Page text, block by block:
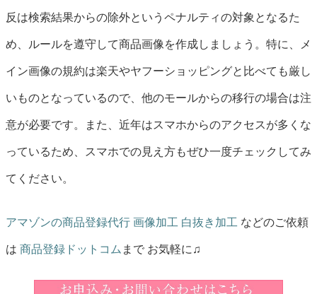
反は検索結果からの除外というペナルティの対象となるた
め、ルールを遵守して商品画像を作成しましょう。特に、メ
イン画像の規約は楽天やヤフーショッピングと比べても厳し
いものとなっているので、他のモールからの移行の場合は注
意が必要です。また、近年はスマホからのアクセスが多くな
っているため、スマホでの見え方もぜひ一度チェックしてみ
てください。
アマゾンの商品登録代行 画像加工 白抜き加工 などのご依頼
は 商品登録ドットコム まで お気軽に♫